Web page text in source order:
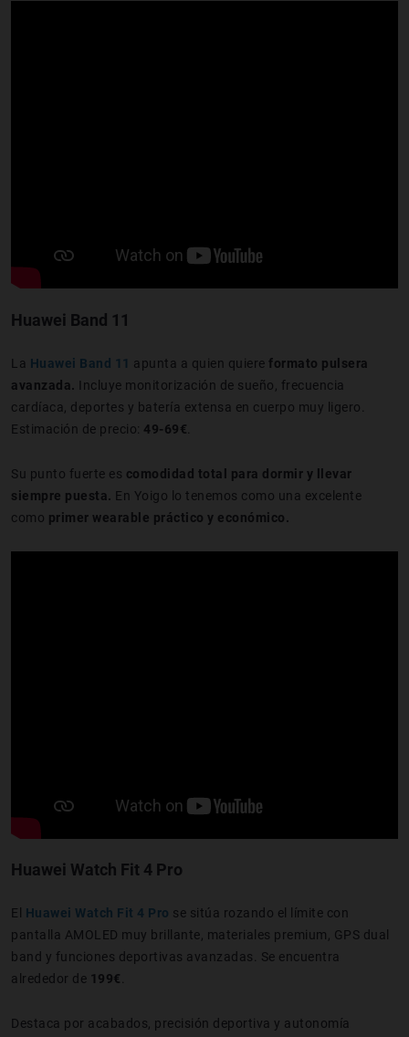
Huawei Band 11
La Huawei Band 11 apunta a quien quiere formato pulsera
avanzada. Incluye monitorización de sueño, frecuencia
cardíaca, deportes y batería extensa en cuerpo muy ligero.
Estimación de precio: 49-69€
Su punto fuerte es comodidad total para dormir y llevar
siempre puesta. En Yoigo lo tenemos como una excelente
como primer wearable práctico y económico.
Huawei Watch Fit 4 Pro
El Huawei Watch Fit 4 Pro se sitúa rozando el límite con
pantalla AMOLED muy brillante, materiales premium, GPS dual
band y funciones deportivas avanzadas. Se encuentra
alrededor de 199€.
Destaca por acabados, precisión deportiva y autonomía